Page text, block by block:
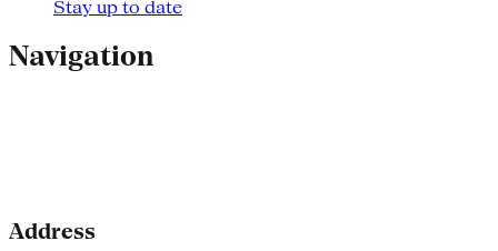
Stay up to date
Navigation
Address